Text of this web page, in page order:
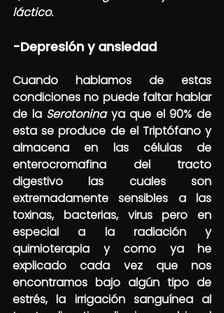
láctico.
-Depresión y ansiedad
Cuando hablamos de estas
condiciones no puede faltar hablar
de la Serotonina ya que el 90% de
esta se produce de el Triptófano y
almacena en las células de
enterocromafina del tracto
digestivo las cuales son
extremadamente sensibles a las
toxinas, bacterias, virus pero en
especial a la radiación y
quimioterapia y como ya he
explicado cada vez que nos
encontramos bajo algún tipo de
estrés, la irrigación sanguínea al